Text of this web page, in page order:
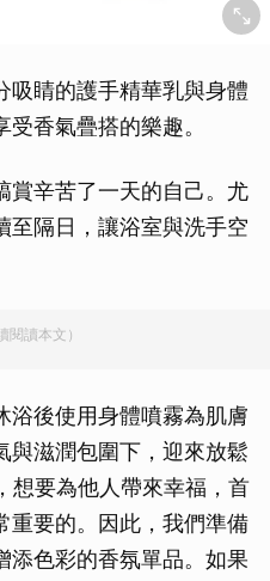
吸睛的護手精華乳與身體
香氣疊搭的樂趣。
賞辛苦了一天的自己。尤
至隔日，讓浴室與洗手空
閱讀本文）
浴後使用身體噴霧為肌膚
與滋潤包圍下，迎來放鬆
想要為他人帶來幸福，首
重要的。因此，我們準備
添色彩的香氛單品。如果